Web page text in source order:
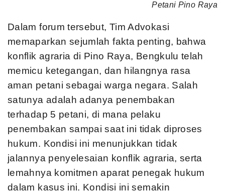
Petani Pino Raya
Dalam forum tersebut, Tim Advokasi
memaparkan sejumlah fakta penting, bahwa
konflik agraria di Pino Raya, Bengkulu telah
memicu ketegangan, dan hilangnya rasa
aman petani sebagai warga negara. Salah
satunya adalah adanya penembakan
terhadap 5 petani, di mana pelaku
penembakan sampai saat ini tidak diproses
hukum. Kondisi ini menunjukkan tidak
jalannya penyelesaian konflik agraria, serta
lemahnya komitmen aparat penegak hukum
dalam kasus ini. Kondisi ini semakin